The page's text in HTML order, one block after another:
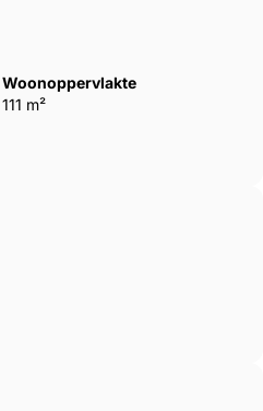
Woonoppervlakte
111 m²